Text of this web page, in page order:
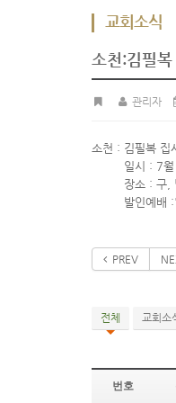
교회소식
소천:김필
관리자
소천 : 김필복 집
일시 : 7월
장소 : 구, 남
발인예배 :'
PREV
전체 교회소
번호